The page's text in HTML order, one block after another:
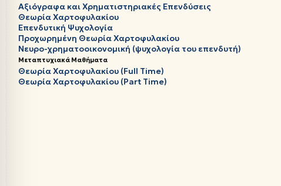
Αξιόγραφα και Χρηματιστηριακές Επενδύσεις
Θεωρία Χαρτοφυλακίου
Επενδυτική Ψυχολογία
Προχωρημένη Θεωρία Χαρτοφυλακίου
Νευρο-χρηματοοικονομική (ψυχολογία του επενδυτή)
Μεταπτυχιακά Μαθήματα
Θεωρία Χαρτοφυλακίου (Full Time)
Θεωρία Χαρτοφυλακίου (Part Time)